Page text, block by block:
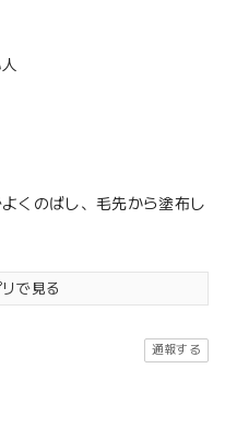
くのばし、毛先から塗布し
で見る
通報する